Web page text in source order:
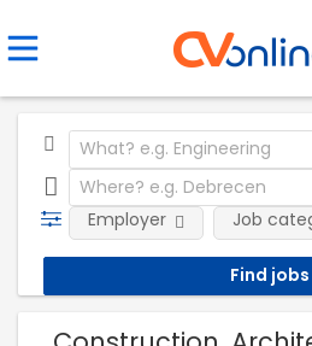
Employer Job